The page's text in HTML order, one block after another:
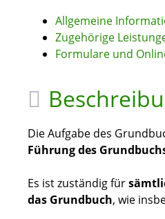
Allgemeine
Zugehörige
Formulare und
Die Aufgabe des
Führung des
Es ist zuständig für
das Grundbuch, wie